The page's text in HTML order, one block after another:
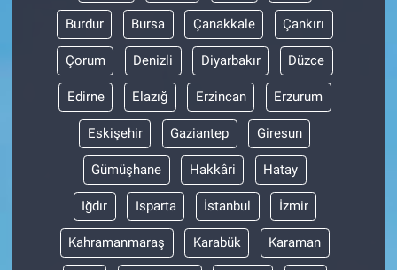
Burdur Bursa Çanakkale Çankırı
Çorum Denizli Diyarbakır Düzce
Edirne Elazığ Erzincan Erzurum
Eskişehir Gaziantep Giresun
Gümüşhane Hakkâri Hatay
Iğdır Isparta İstanbul İzmir
Kahramanmaraş Karabük Karaman